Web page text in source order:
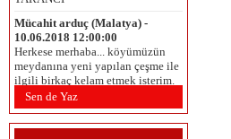
10.06.2018 12:00:00
Herkese merhaba... köyümüzün
meydanına yeni yapılan çeşme ile
ilgili birkaç kelam etmek isterim.
Öncelikle çeşmenin inşasında
emeği geçenlere ve yaptiranlara
teşekkür ederiz. Bütün köyün
kullanımına açik olan, tüm köy
Sen de Yaz